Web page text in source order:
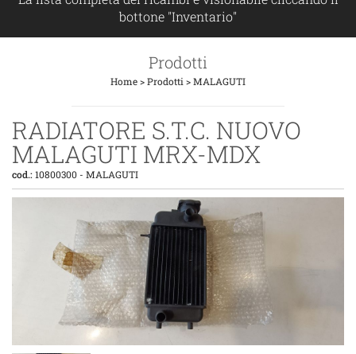
bottone "Inventario"
Prodotti
Home>Prodotti >MALAGUTI
RADIATORE S.T.C. NUOVO
MALAGUTI MRX-MDX
cod.:10800300 - MALAGUTI